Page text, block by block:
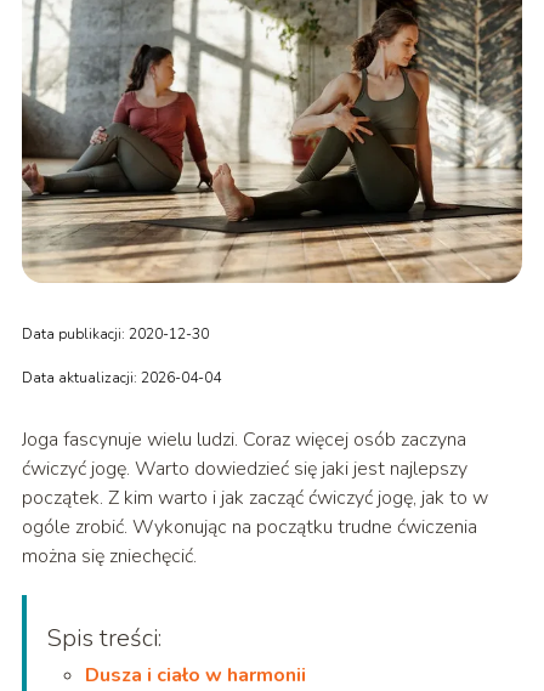
Data publikacji: 2020-12-30
Data aktualizacji: 2026-04-04
Joga fascynuje wielu ludzi. Coraz więcej osób zaczyna
ćwiczyć jogę. Warto dowiedzieć się jaki jest najlepszy
początek. Z kim warto i jak zacząć ćwiczyć jogę, jak to w
ogóle zrobić. Wykonując na początku trudne ćwiczenia
można się zniechęcić.
Spis treści:
Dusza i ciało w harmonii